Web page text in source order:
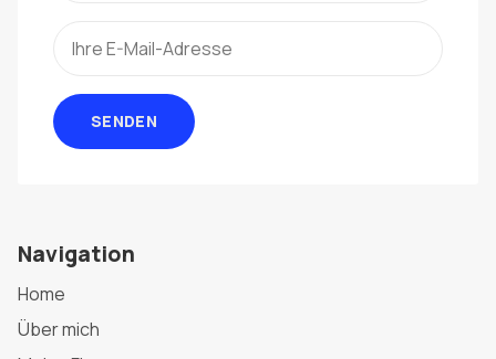
SENDEN
Navigation
Home
Über mich